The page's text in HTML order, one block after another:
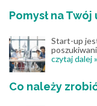
Pomysł na
Start-up
czytaj dalej »
Co należy